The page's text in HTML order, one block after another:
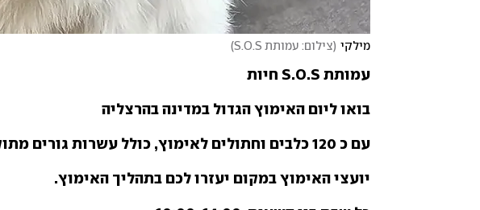
מילקי (צילום: עמותת S.O.S )
עמותת S.O.S חיות
בואו ליום האימוץ הגדול במדינה בהרצליה
עם כ 120 כלבים וחתולים לאימוץ, כולל עשרות גורים מתוקים יחכו לכם שם.
יועצי האימוץ במקום יעזרו לכם בתהליך האימוץ.